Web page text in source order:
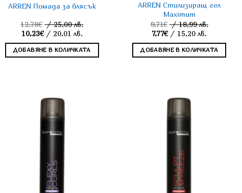
ARREN Помада за блясък
12,78€ / 25,00 лв.
Original
was:
12,78€.
10,23€/ 20,01 лв.
цена
е:
ДОБАВЯНЕ В КОЛИЧКАТА
ARREN Стилизиращ гел
Maximum
9,71€ / 18,99 лв.
Original
was:
9,71€.
7,77€/ 15,20 лв.
цена
е:
ДОБАВЯНЕ В КОЛИЧКАТА